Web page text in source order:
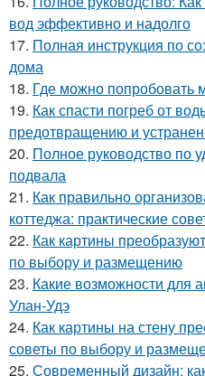
вод эффективно и надолго
17. Полная инструкция по
дома
18. Где можно попробовать
19. Как спасти погреб от
предотвращению и
20. Полное руководство по
подвала
21. Как правильно
коттеджа: практические
22. Как картины
по выбору и размещению
23. Какие возможности для
Улан-Удэ
24. Как картины на стену
советы по выбору и
25. Современный дизайн: